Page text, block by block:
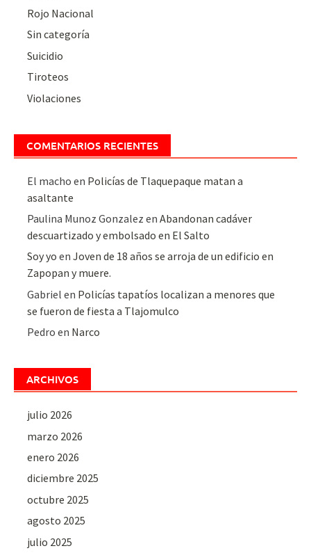
Rojo Nacional
Sin categoría
Suicidio
Tiroteos
Violaciones
COMENTARIOS RECIENTES
El macho en Policías de Tlaquepaque matan a
asaltante
Paulina Munoz Gonzalez enAbandonan cadáver
descuartizado y embolsado en El Salto
Soy yo enJoven de 18 años se arroja de un edificio en
Zapopan y muere.
Gabriel en Policías tapatíos localizan a menores que
se fueron de fiesta a Tlajomulco
Pedro en Narco
ARCHIVOS
julio 2026
marzo 2026
enero 2026
diciembre 2025
octubre 2025
agosto 2025
julio 2025